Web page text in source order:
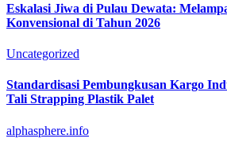
Eskalasi Jiwa di Pulau Dewata:
Konvensional di Tahun 2026
Uncategorized
Standardisasi Pembungkusan Kargo
Tali Strapping Plastik Palet
alphasphere.info